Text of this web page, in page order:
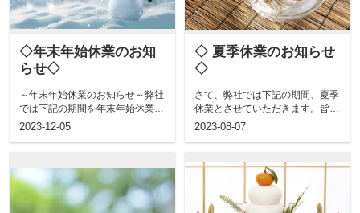
◇年末年始休業のお知
らせ◇
～年末年始休業のお知らせ～弊社
では下記の期間を年末年始休業と
させていただきます。2023年12
2023-12-05
◇ 夏季休業のお知らせ
◇
さて、弊社では下記の期間、夏季
休業とさせていただきます。皆様
にはご不便をお掛け致しますが、
2023-08-07